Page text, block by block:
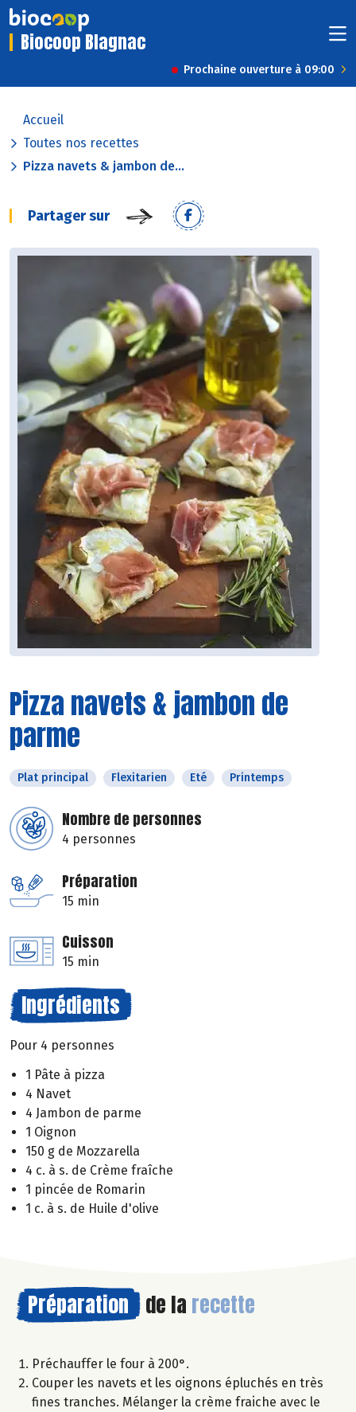
Biocoop Blagnac
Prochaine ouverture à 09:00
Accueil
Toutes nos recettes
Pizza navets & jambon de...
Partager sur
Pizza navets & jambon de
parme
Plat principal Flexitarien Eté Printemps
Nombre de personnes
4 personnes
Préparation
15 min
Cuisson
15 min
Ingrédients
Pour 4 personnes
1 Pâte à pizza
4 Navet
4 Jambon de parme
1 Oignon
150 g de Mozzarella
4 c. à s. de Crème fraîche
1 pincée de Romarin
1 c. à s. de Huile d'olive
Préparation de la recette
Préchauffer le four à 200°.
Couper les navets et les oignons épluchés en très
fines tranches. Mélanger la crème fraiche avec le